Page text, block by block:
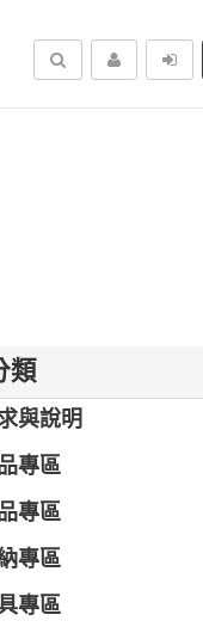
搜尋
類
與說明
專區
專區
專區
專區